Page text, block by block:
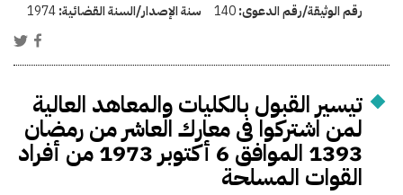
رقم الوثيقة/رقم الدعوى:140 سنة الإصدار/السنة القضائية:1974
تيسير القبول بالكليات والمعاهد العالية
لمن اشتركوا فى معارك العاشر من رمضان
1393 الموافق 6 أكتوبر 1973 من أفراد
القوات المسلحة